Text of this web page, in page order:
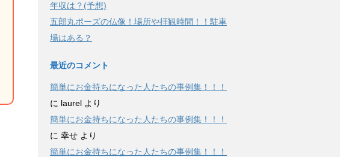
年収は？(予想)
五郎丸ポーズの仏像！場所や拝観時間！！駐車
場はある？
最近のコメント
簡単にお金持ちになった人たちの事例集！！！
に laurel より
簡単にお金持ちになった人たちの事例集！！！
に 幸せ より
簡単にお金持ちになった人たちの事例集！！！